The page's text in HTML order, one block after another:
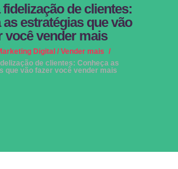
fidelização de clientes:
as estratégias que vão
você vender mais
Digital / Vender mais /
de clientes: Conheça as
que vão fazer você vender mais